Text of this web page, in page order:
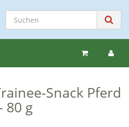
Snack Pferd
80 g